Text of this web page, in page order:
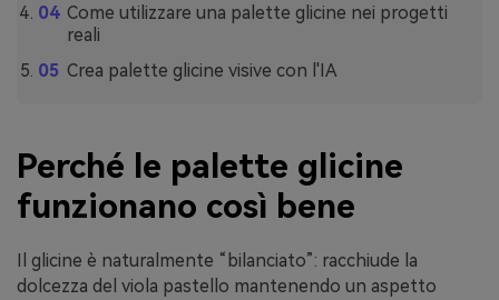
Come utilizzare una palette glicine nei progetti
reali
Crea palette glicine visive con l'IA
Perché le palette glicine
funzionano così bene
Il glicine è naturalmente “bilanciato”: racchiude la
dolcezza del viola pastello mantenendo un aspetto